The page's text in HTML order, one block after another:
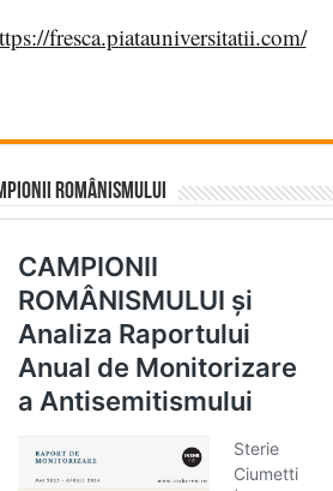
fresca.piatauniversitatii.com/
ROMÂNISMULUI